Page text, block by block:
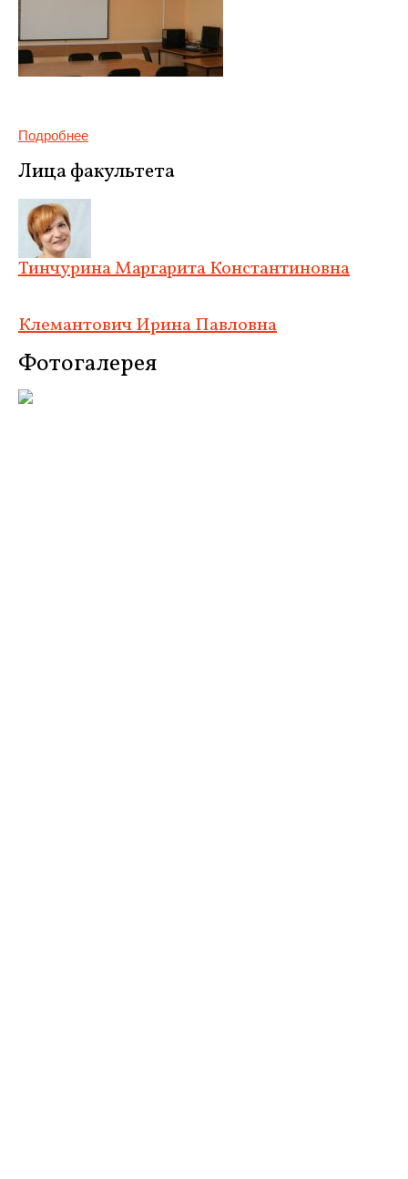
Подробнее
Лица факультета
Тинчурина Маргарита Константиновна
Клемантович Ирина Павловна
Фотогалерея